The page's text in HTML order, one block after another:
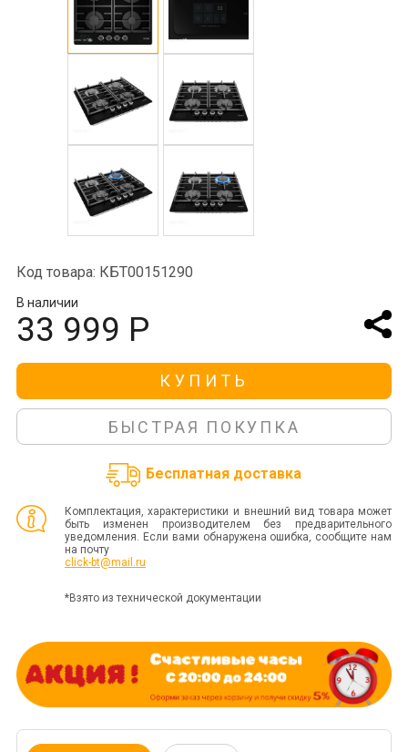
Код товара: КБТ00151290
В наличии
33 999 Р
КУПИТЬ
БЫСТРАЯ ПОКУПКА
Бесплатная доставка
Комплектация, характеристики и внешний вид товара может
быть изменен производителем без предварительного
уведомления. Если вами обнаружена ошибка, сообщите нам
на почту
click-bt@mail.ru
*Взято из технической документации